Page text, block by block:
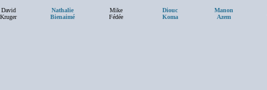
David
Kruger
Nathalie
Bienaimé
Mike
Fédée
Diouc
Koma
Manon
Azem